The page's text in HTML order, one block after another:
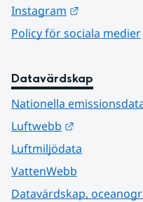
Instagram
Policy för sociala medier
Datavärdskap
Nationella
Luftwebb
Luftmiljödata
VattenWebb
Datavärdskap,